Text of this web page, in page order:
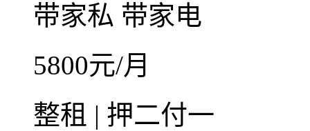
带家私 带家电
5800元/月
整租 | 押二付一